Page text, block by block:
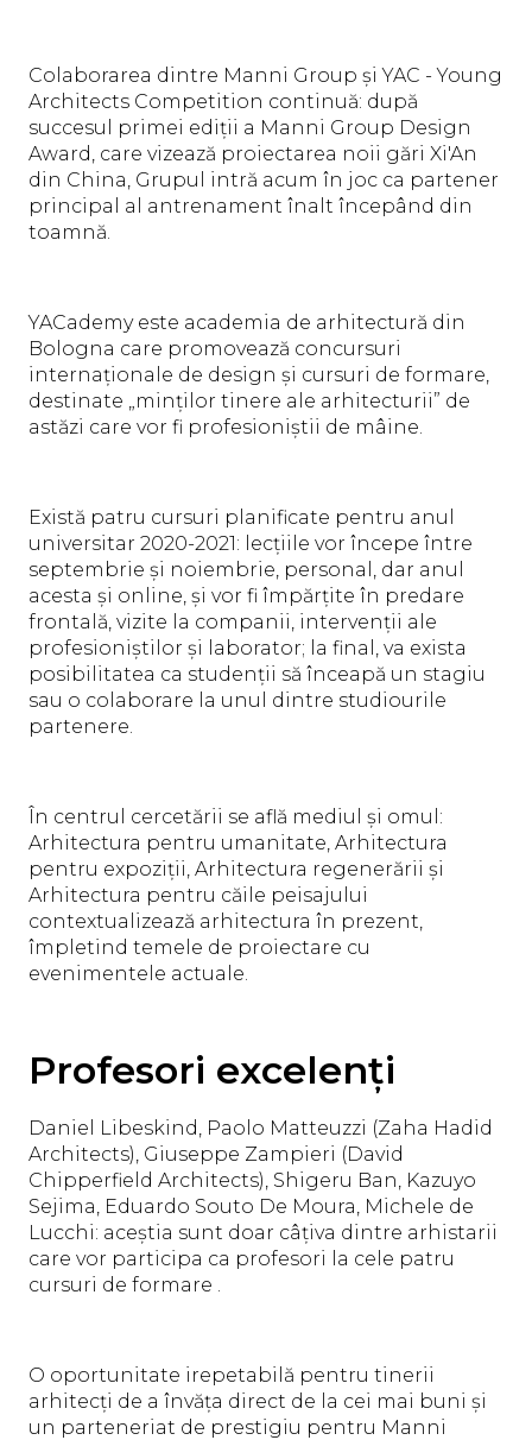
Colaborarea dintre Manni Group și YAC - Young
Architects Competition continuă: după
succesul primei ediții a Manni Group Design
Award, care vizează proiectarea noii gări Xi'An
din China, Grupul intră acum în joc ca partener
principal al antrenament înalt începând din
toamnă.
YACademy este academia de arhitectură din
Bologna care promovează concursuri
internaționale de design și cursuri de formare,
destinate „minților tinere ale arhitecturii” de
astăzi care vor fi profesioniștii de mâine.
Există patru cursuri planificate pentru anul
universitar 2020-2021: lecțiile vor începe între
septembrie și noiembrie, personal, dar anul
acesta și online, și vor fi împărțite în predare
frontală, vizite la companii, intervenții ale
profesioniștilor și laborator; la final, va exista
posibilitatea ca studenții să înceapă un stagiu
sau o colaborare la unul dintre studiourile
partenere.
În centrul cercetării se află mediul și omul:
Arhitectura pentru umanitate, Arhitectura
pentru expoziții, Arhitectura regenerării și
Arhitectura pentru căile peisajului
contextualizează arhitectura în prezent,
împletind temele de proiectare cu
evenimentele actuale.
Profesori excelenți
Daniel Libeskind, Paolo Matteuzzi (Zaha Hadid
Architects), Giuseppe Zampieri (David
Chipperfield Architects), Shigeru Ban, Kazuyo
Sejima, Eduardo Souto De Moura, Michele de
Lucchi: aceștia sunt doar câțiva dintre arhistarii
care vor participa ca profesori la cele patru
cursuri de formare .
O oportunitate irepetabilă pentru tinerii
arhitecți de a învăța direct de la cei mai buni și
un parteneriat de prestigiu pentru Manni